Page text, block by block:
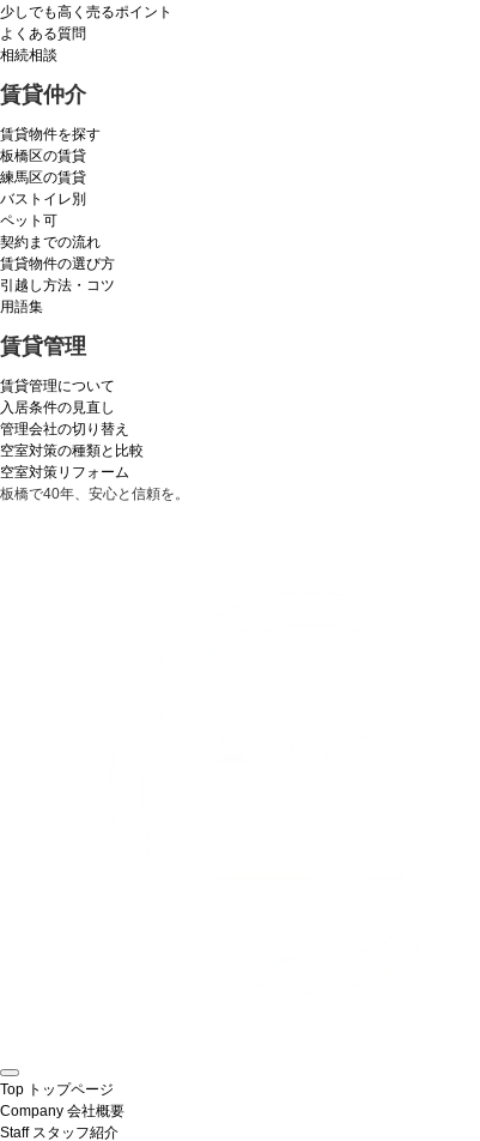
少しでも高く売るポイント
よくある質問
相続相談
賃貸仲介
賃貸物件を探す
板橋区の賃貸
練馬区の賃貸
バストイレ別
ペット可
契約までの流れ
賃貸物件の選び方
引越し方法・コツ
用語集
賃貸管理
賃貸管理について
入居条件の見直し
管理会社の切り替え
空室対策の種類と比較
空室対策リフォーム
板橋で40年、安心と信頼を。
Top トップページ
Company 会社概要
Staff スタッフ紹介